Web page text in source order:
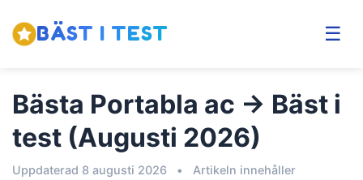
BÄST I TEST ☰
Bästa Portabla ac → Bäst i
test (Augusti 2026)
Uppdaterad 8 augusti 2026 •
Artikeln innehåller